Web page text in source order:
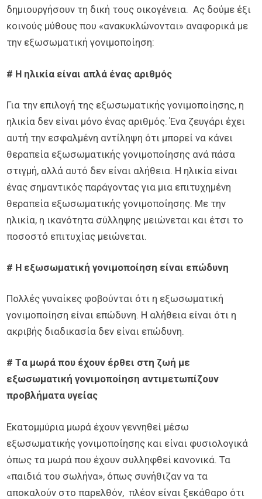
δημιουργήσουν τη δική τους οικογένεια. Ας δούμε έξι
κοινούς μύθους που «ανακυκλώνονται» αναφορικά με
την εξωσωματική γονιμοποίηση:
# Η ηλικία είναι απλά ένας αριθμός
Για την επιλογή της εξωσωματικής γονιμοποίησης, η
ηλικία δεν είναι μόνο ένας αριθμός. Ένα ζευγάρι έχει
αυτή την εσφαλμένη αντίληψη ότι μπορεί να κάνει
θεραπεία εξωσωματικής γονιμοποίησης ανά πάσα
στιγμή, αλλά αυτό δεν είναι αλήθεια. Η ηλικία είναι
ένας σημαντικός παράγοντας για μια επιτυχημένη
θεραπεία εξωσωματικής γονιμοποίησης. Με την
ηλικία, η ικανότητα σύλληψης μειώνεται και έτσι το
ποσοστό επιτυχίας μειώνεται.
# Η εξωσωματική γονιμοποίηση είναι επώδυνη
Πολλές γυναίκες φοβούνται ότι η εξωσωματική
γονιμοποίηση είναι επώδυνη. Η αλήθεια είναι ότι η
ακριβής διαδικασία δεν είναι επώδυνη.
# Tα μωρά που έχουν έρθει στη ζωή με
εξωσωματική γονιμοποίηση αντιμετωπίζουν
προβλήματα υγείας
Εκατομμύρια μωρά έχουν γεννηθεί μέσω
εξωσωματικής γονιμοποίησης και είναι φυσιολογικά
όπως τα μωρά που έχουν συλληφθεί κανονικά. Τα
«παιδιά του σωλήνα», όπως συνήθιζαν να τα
αποκαλούν στο παρελθόν, πλέον είναι ξεκάθαρο ότι